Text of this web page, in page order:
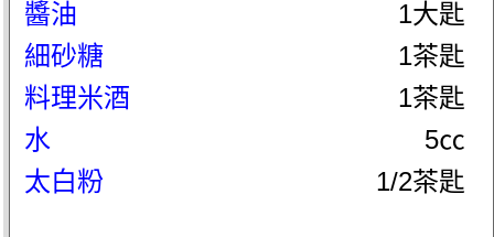
醬油
1大匙
細砂糖
1茶匙
料理米酒
1茶匙
水
5㏄
太白粉
1/2茶匙